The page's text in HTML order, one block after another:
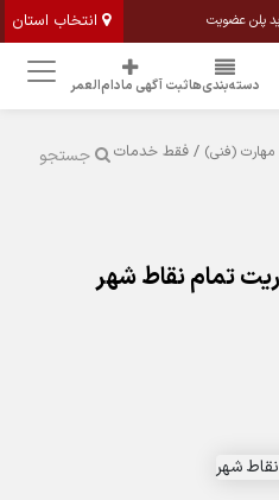
انتخاب استان پلن عضویت
دسته‌بندی‌هاثبت آگهی مادام‌العمر
جستجو (فنی) / فقط خدمات
تمام نقاط شهر